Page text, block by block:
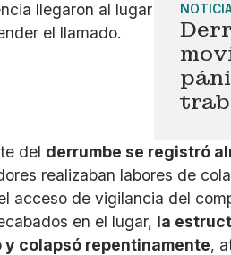
del derrumbe se registró
realizaban labores de
acceso de vigilancia del
en el lugar, la
y colapsó repentinamente,